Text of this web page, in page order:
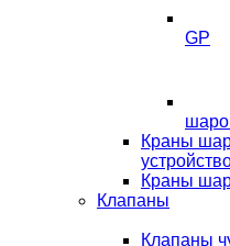
GP
Краны
Краны
Клапаны
Клапаны